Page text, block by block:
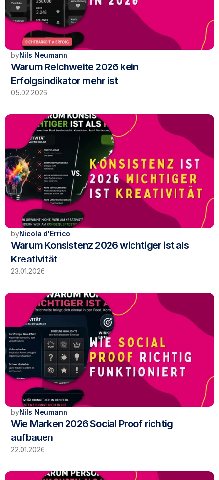
byNils Neumann
Warum Reichweite 2026 kein
Erfolgsindikator mehr ist
05.02.2026
byNicola d'Errico
Warum Konsistenz 2026 wichtiger ist als
Kreativität
23.01.2026
byNils Neumann
Wie Marken 2026 Social Proof richtig
aufbauen
22.01.2026